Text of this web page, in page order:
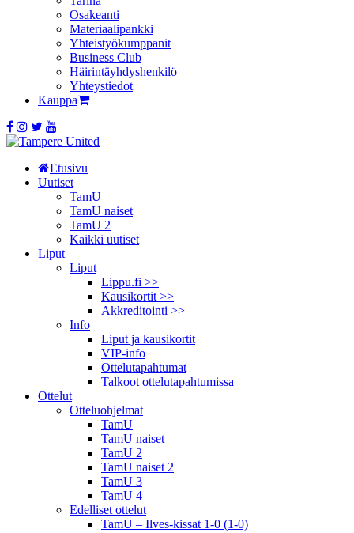
Osakeanti
Materiaalipankki
Yhteistyö­kumppanit
Business Club
Häirintä­yhdyshenkilö
Yhteystiedot
Kauppa
Etusivu
Uutiset
TamU
TamU naiset
TamU 2
Kaikki uutiset
Liput
Liput
Lippu.fi >>
Kausikortit >>
Akkreditointi >>
Info
Liput ja kausikortit
VIP-info
Ottelutapahtumat
Talkoot ottelu­tapahtumissa
Ottelut
Otteluohjelmat
TamU
TamU naiset
TamU 2
TamU naiset 2
TamU 3
TamU 4
Edelliset ottelut
TamU – Ilves-kissat 1-0 (1-0)